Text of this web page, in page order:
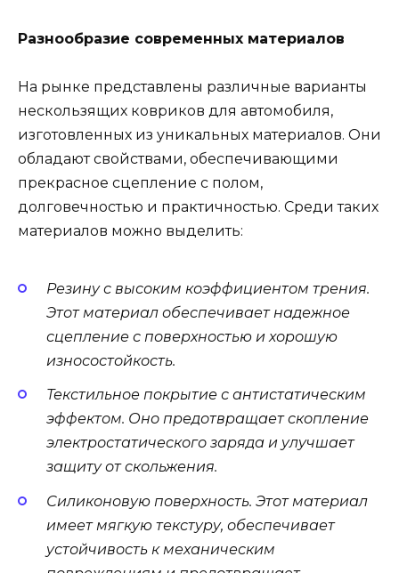
Разнообразие современных материалов
На рынке представлены различные варианты
нескользящих ковриков для автомобиля,
изготовленных из уникальных материалов. Они
обладают свойствами, обеспечивающими
прекрасное сцепление с полом,
долговечностью и практичностью. Среди таких
материалов можно выделить:
Резину с высоким коэффициентом трения.
Этот материал обеспечивает надежное
сцепление с поверхностью и хорошую
износостойкость.
Текстильное покрытие с антистатическим
эффектом. Оно предотвращает скопление
электростатического заряда и улучшает
защиту от скольжения.
Силиконовую поверхность. Этот материал
имеет мягкую текстуру, обеспечивает
устойчивость к механическим